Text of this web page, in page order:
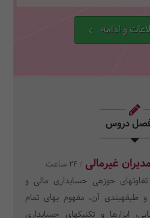
و ادامه
دروس
/ 24 ساعت
حوزهی حسابداری مالی و
طبقهبندی آن، مفهوم بهای تمام
ابزارها و تکنیکهای حسابداری